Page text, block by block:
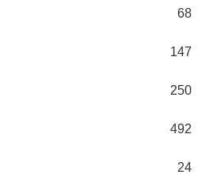
68
147
250
492
24